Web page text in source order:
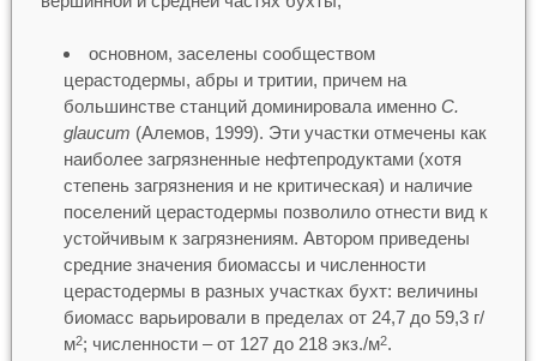
основном, заселены сообществом
церастодермы, абры и тритии, причем на
большинстве станций доминировала именно C.
glaucum (Алемов, 1999). Эти участки отмечены как
наиболее загрязненные нефтепродуктами (хотя
степень загрязнения и не критическая) и наличие
поселений церастодермы позволило отнести вид к
устойчивым к загрязнениям. Автором приведены
средние значения биомассы и численности
церастодермы в разных участках бухт: величины
биомасс варьировали в пределах от 24,7 до 59,3 г/
м2; численности – от 127 до 218 экз./м2.